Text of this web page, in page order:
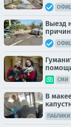
Выезд
СМИ
В
ПАБЛИКИ